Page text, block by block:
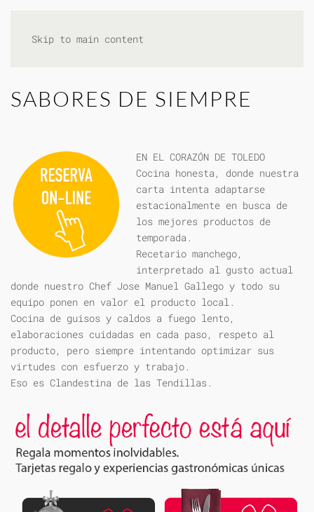
Skip to main content
SABORES DE SIEMPRE
EN EL CORAZÓN DE TOLEDO
Cocina honesta, donde nuestra
carta intenta adaptarse
estacionalmente en busca de
los mejores productos de
temporada.
Recetario manchego,
interpretado al gusto actual
donde nuestro Chef Jose Manuel Gallego y todo su
equipo ponen en valor el producto local.
Cocina de guisos y caldos a fuego lento,
elaboraciones cuidadas en cada paso, respeto al
producto, pero siempre intentando optimizar sus
virtudes con esfuerzo y trabajo.
Eso es Clandestina de las Tendillas.